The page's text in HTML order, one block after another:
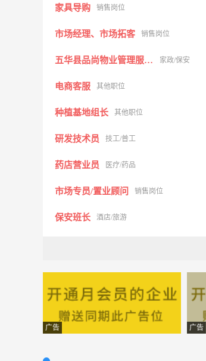
家具导购 销售岗位
市场经理、市场拓客 销售岗位
五华县品尚物业管理服务有限公司 家政/保安
电商客服 其他职位
种植基地组长 其他职位
研发技术员 技工/普工
药店营业员 医疗/药品
市场专员/置业顾问 销售岗位
保安班长 酒店/旅游
招生文员 教育/培训
理货员 超市/零售
广告 广告